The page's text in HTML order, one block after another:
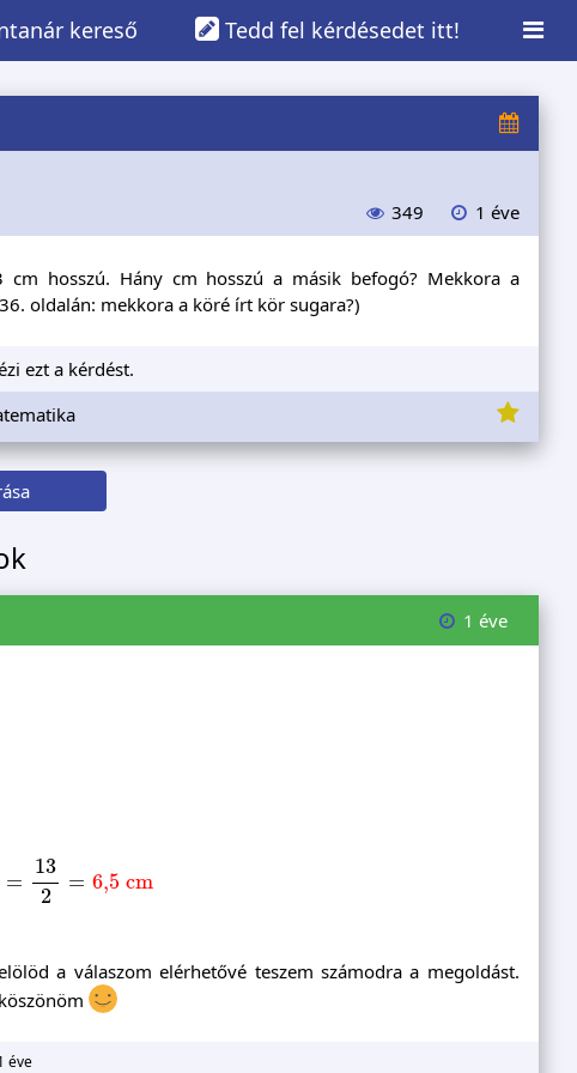
Tedd fel kérdésedet itt!
kereső
349 1 éve
hosszú. Hány cm hosszú a másik befogó? Mekkora a
oldalán: mekkora a köré írt kör sugara?)
ezt a kérdést.
1 éve
=
13
2
= 6,5 cm
2=
a válaszom elérhetővé teszem számodra a megoldást.
éve